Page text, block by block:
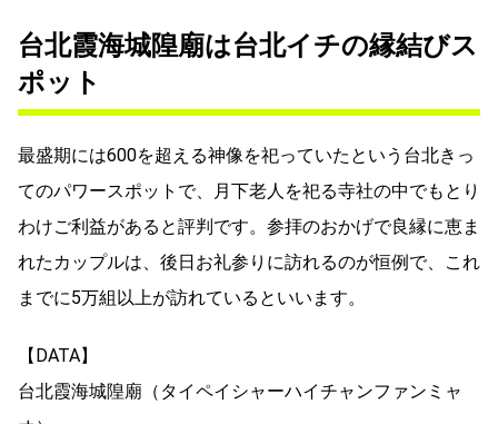
台北霞海城隍廟は台北イチの縁結びス
ポット
最盛期には600を超える神像を祀っていたという台北きっ
てのパワースポットで、月下老人を祀る寺社の中でもとり
わけご利益があると評判です。参拝のおかげで良縁に恵ま
れたカップルは、後日お礼参りに訪れるのが恒例で、これ
までに5万組以上が訪れているといいます。
【DATA】
台北霞海城隍廟（タイペイシャーハイチャンファンミャ